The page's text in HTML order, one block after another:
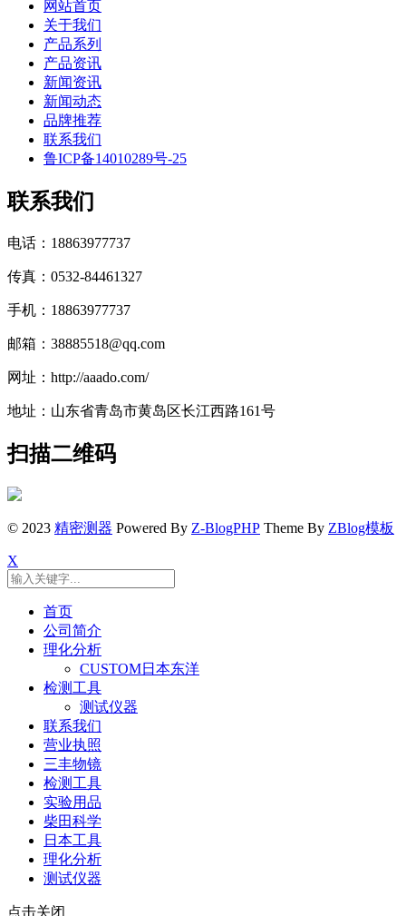
网站首页
关于我们
产品系列
产品资讯
新闻资讯
新闻动态
品牌推荐
联系我们
鲁ICP备14010289号-25
联系我们
电话：18863977737
传真：0532-84461327
手机：18863977737
邮箱：38885518@qq.com
网址：http://aaado.com/
地址：山东省青岛市黄岛区长江西路161号
扫描二维码
© 2023 精密测器 Powered By Z-BlogPHP Theme By ZBlog模板
X
首页
公司简介
理化分析
CUSTOM日本东洋
检测工具
测试仪器
联系我们
营业执照
三丰物镜
检测工具
实验用品
柴田科学
日本工具
理化分析
测试仪器
点击关闭